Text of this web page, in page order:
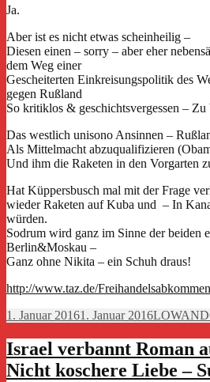
Ja.
Aber ist es nicht etwas scheinheilig –
Diesen einen – sorry – aber eher
dem Weg einer
Gescheiterten Einkreisungspolitik des
gegen Rußland
So kritiklos & geschichtsvergessen – Zu
Das westlich unisono Ansinnen –
Als Mittelmacht abzuqualifizieren
Und ihm die Raketen in den Vorgarten
Hat Küppersbusch mal mit der Frage
wieder Raketen auf Kuba und – In
würden.
Sodrum wird ganz im Sinne der beiden
Berlin&Moskau –
Ganz ohne Nikita – ein Schuh draus!
http://www.taz.de/
Veröffentlicht
1. Januar 20161. Januar 2016Autor
Israel verbannt Roman
Nicht koschere Liebe –